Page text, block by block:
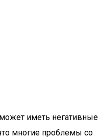
иметь негативные
многие проблемы со